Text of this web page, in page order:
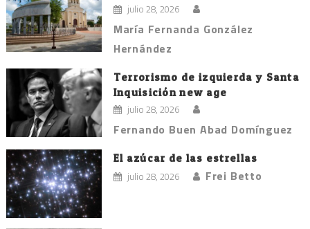
julio 28, 2026
María Fernanda González
Hernández
Terrorismo de izquierda y Santa
Inquisición new age
julio 28, 2026
Fernando Buen Abad Domínguez
El azúcar de las estrellas
julio 28, 2026 Frei Betto